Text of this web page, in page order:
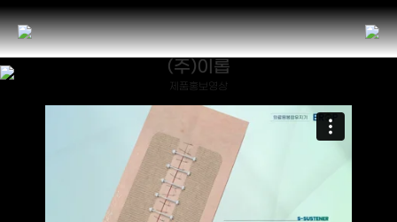
(주)이롭
제품홍보영상